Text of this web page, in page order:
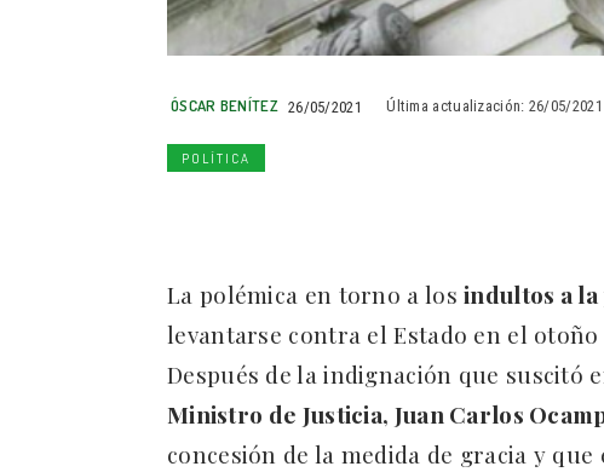
ÓSCAR BENÍTEZ 26/05/2021 Última actualización: 26/05/2021
POLÍTICA
La polémica en torno a losindultos a
levantarse contra el Estado en el otoño
Después de la indignación que
Ministro de Justicia, Juan Carlos
concesión de la medida de gracia y